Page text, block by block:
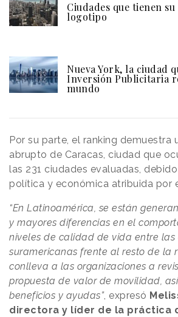
Ciudades que tienen
logotipo
Nueva York, la ciudad
Inversión Publicitaria
mundo
Por su parte, el ranking demuestra
abrupto de Caracas, ciudad que
las 231 ciudades evaluadas,
política y económica atribuida por
“En Latinoamérica, se están
y mayores diferencias en el
niveles de calidad de vida entre las
suramericanas frente al resto de la
conlleva a las organizaciones a
propuesta de valor de movilidad,
beneficios y ayudas”, expresó
directora y líder de la práctica